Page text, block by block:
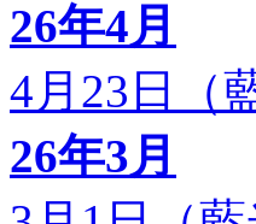
26年4月
4月23日（
26年3月